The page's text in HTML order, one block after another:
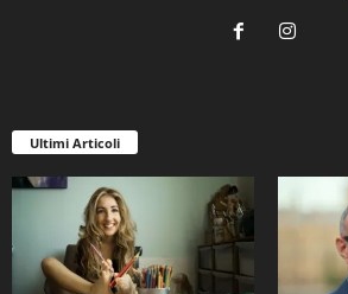
Ultimi Articoli